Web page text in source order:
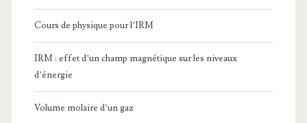
Cours de physique pour l’IRM
IRM : effet d’un champ magnétique sur les niveaux
d’énergie
Volume molaire d’un gaz